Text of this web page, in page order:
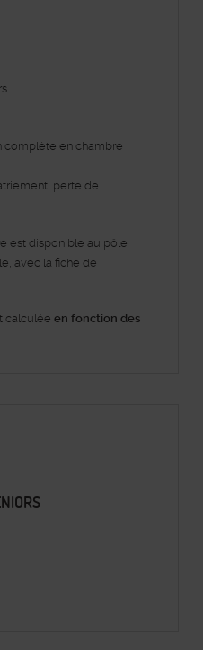
complète en chambre
perte de
est disponible au pôle
avec la fiche de
calculée en fonction des